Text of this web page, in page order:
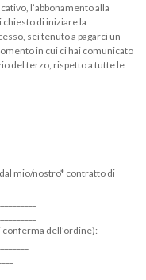
l’abbonamento alla
di iniziare la
sei tenuto a pagarci un
in cui ci hai comunicato
del terzo, rispetto a tutte le
mio/nostro* contratto di
dell’ordine):